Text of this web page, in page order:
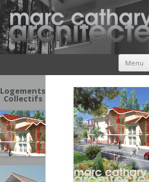
Menu
Logements
Collectifs